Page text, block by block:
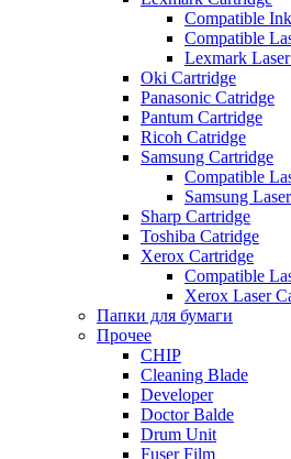
Compatible
Compatible
Lexmark
Oki Cartridge
Panasonic Catridge
Pantum Cartridge
Ricoh Catridge
Samsung Cartridge
Compatible
Samsung
Sharp Cartridge
Toshiba Catridge
Xerox Cartridge
Compatible
Xerox Laser
Папки для бумаги
Прочее
CHIP
Cleaning Blade
Developer
Doctor Balde
Drum Unit
Fuser Film